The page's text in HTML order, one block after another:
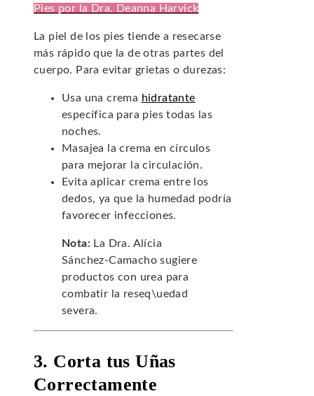
Pies por la Dra. Deanna Harvick
La piel de los pies tiende a resecarse
más rápido que la de otras partes del
cuerpo. Para evitar grietas o durezas:
Usa una crema hidratante
específica para pies todas las
noches.
Masajea la crema en círculos
para mejorar la circulación.
Evita aplicar crema entre los
dedos, ya que la humedad podría
favorecer infecciones.
Nota: La Dra. Alícia
Sánchez-Camacho sugiere
productos con urea para
combatir la reseq\uedad
severa.
3. Corta tus Uñas
Correctamente